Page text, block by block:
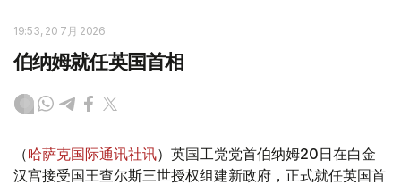
19:53, 20 7月 2026
伯纳姆就任英国首相
（哈萨克国际通讯社讯）英国工党党首伯纳姆20日在白金
汉宫接受国王查尔斯三世授权组建新政府，正式就任英国首